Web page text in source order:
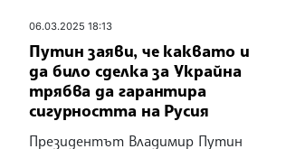
06.03.2025 18:13
Путин заяви, че каквато и
да било сделка за Украйна
трябва да гарантира
сигурността на Русия
Президентът Владимир Путин